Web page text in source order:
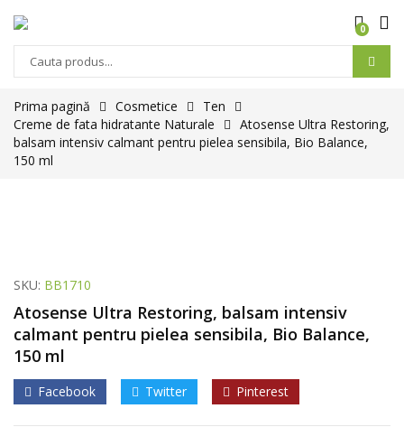
0
Prima pagină Cosmetice
Ten
Creme de fata hidratante Naturale
Atosense Ultra Restoring,
balsam intensiv calmant pentru pielea sensibila, Bio Balance,
150 ml
SKU: BB1710
Atosense Ultra Restoring, balsam intensiv
calmant pentru pielea sensibila, Bio Balance,
150 ml
Facebook Twitter Pinterest